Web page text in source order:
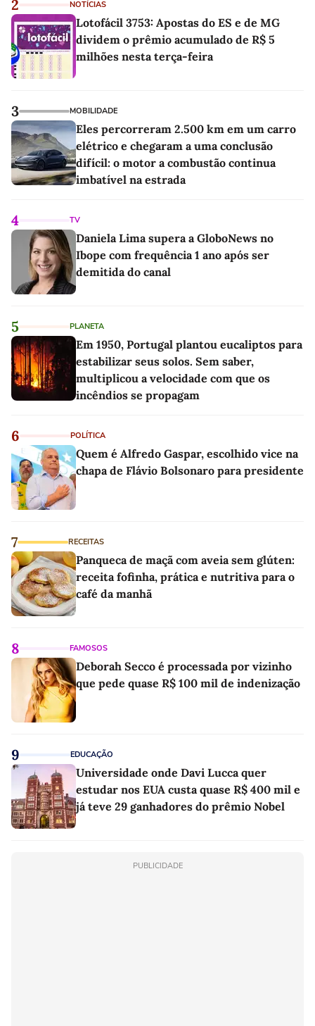
2 NOTÍCIAS
Lotofácil 3753: Apostas do ES e de MG
dividem o prêmio acumulado de R$ 5
milhões nesta terça-feira
3 MOBILIDADE
Eles percorreram 2.500 km em um carro
elétrico e chegaram a uma conclusão
difícil: o motor a combustão continua
imbatível na estrada
4 TV
Daniela Lima supera a GloboNews no
Ibope com frequência 1 ano após ser
demitida do canal
5 PLANETA
Em 1950, Portugal plantou eucaliptos para
estabilizar seus solos. Sem saber,
multiplicou a velocidade com que os
incêndios se propagam
6 POLÍTICA
Quem é Alfredo Gaspar, escolhido vice na
chapa de Flávio Bolsonaro para presidente
7 RECEITAS
Panqueca de maçã com aveia sem glúten:
receita fofinha, prática e nutritiva para o
café da manhã
8 FAMOSOS
Deborah Secco é processada por vizinho
que pede quase R$ 100 mil de indenização
9 EDUCAÇÃO
Universidade onde Davi Lucca quer
estudar nos EUA custa quase R$ 400 mil e
já teve 29 ganhadores do prêmio Nobel
PUBLICIDADE